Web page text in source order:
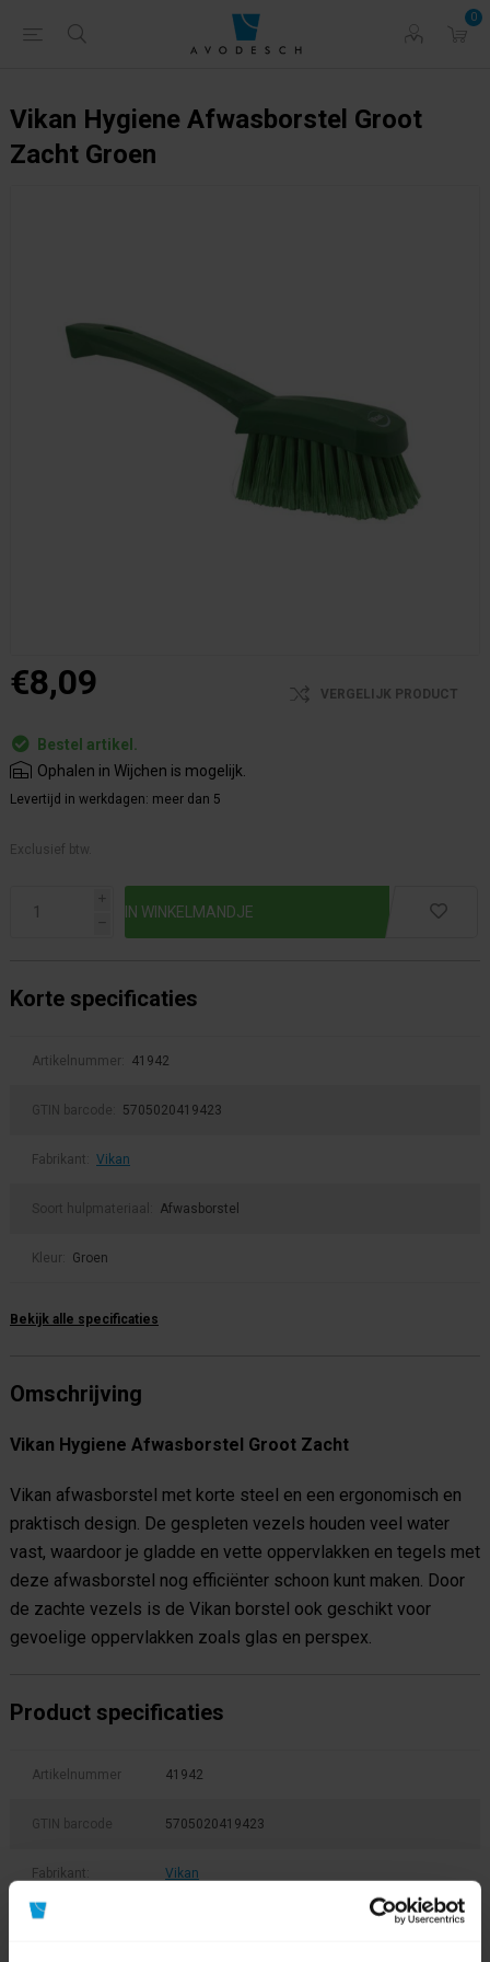
0
Vikan Hygiene Afwasborstel Groot
Zacht Groen
€8,09 VERGELIJK PRODUCT
Bestel artikel.
Ophalen in Wijchen is mogelijk.
Levertijd in werkdagen: meer dan 5
Exclusief btw.
i
h
Korte specificaties
Artikelnummer: 41942
GTIN barcode: 5705020419423
Fabrikant: Vikan
Soort hulpmateriaal: Afwasborstel
Kleur: Groen
Bekijk alle specificaties
Omschrijving
Vikan Hygiene Afwasborstel Groot Zacht
Vikan afwasborstel met korte steel en een ergonomisch en
praktisch design. De gespleten vezels houden veel water
vast, waardoor je gladde en vette oppervlakken en tegels met
deze afwasborstel nog efficiënter schoon kunt maken. Door
de zachte vezels is de Vikan borstel ook geschikt voor
gevoelige oppervlakken zoals glas en perspex.
Product specificaties
Artikelnummer 41942
GTIN barcode 5705020419423
Fabrikant: Vikan
Soort